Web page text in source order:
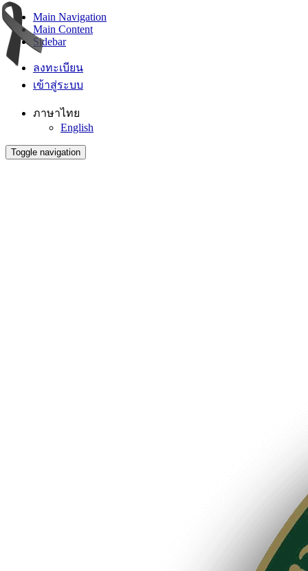
Main Navigation
Main Content
Sidebar
ลงทะเบียน
เข้าสู่ระบบ
ภาษาไทย
English
Toggle navigation